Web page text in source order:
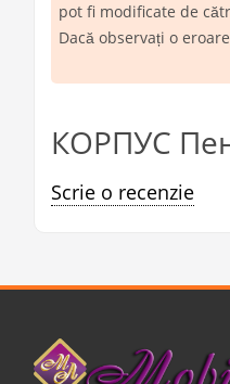
pot fi modificate de
Dacă observați o
КОРПУС
Scrie o recenzie